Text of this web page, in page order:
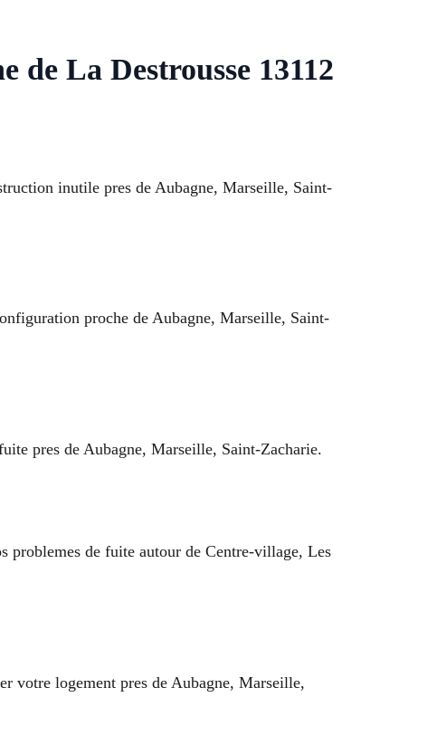
de La Destrousse 13112
inutile pres de Aubagne, Marseille, Saint-
proche de Aubagne, Marseille, Saint-
pres de Aubagne, Marseille, Saint-Zacharie.
problemes de fuite autour de Centre-village, Les
votre logement pres de Aubagne, Marseille,